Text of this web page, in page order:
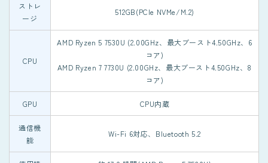
ストレ
ージ
512GB(PCIe NVMe/M.2)
CPU
AMD Ryzen 5 7530U (2.00GHz、最大ブースト4.50GHz、6
コア)
AMD Ryzen 7 7730U (2.00GHz、最大ブースト4.50GHz、8
コア)
GPU CPU内蔵
通信機
能
Wi-Fi 6対応、Bluetooth 5.2